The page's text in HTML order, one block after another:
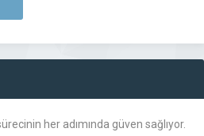
her adımında güven sağlıyor.